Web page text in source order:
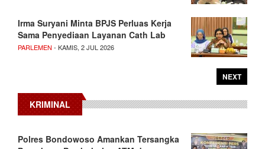
Irma Suryani Minta BPJS Perluas Kerja
Sama Penyediaan Layanan Cath Lab
PARLEMEN - KAMIS, 2 JUL 2026
NEXT
KRIMINAL
Polres Bondowoso Amankan Tersangka